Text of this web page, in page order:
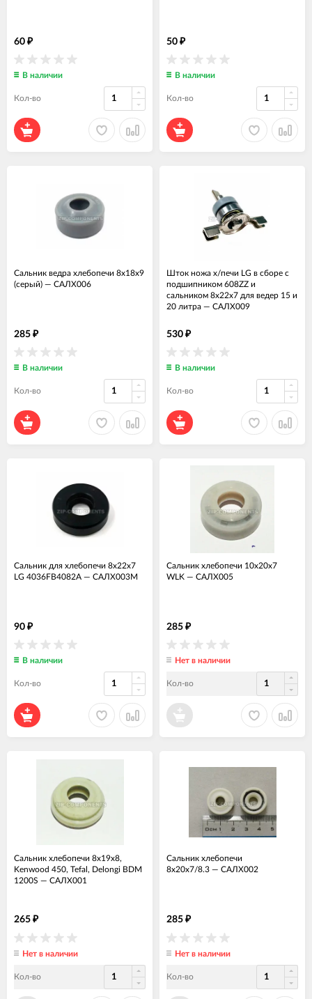
60 ₽
В наличии
Кол-во
50 ₽
В наличии
Кол-во
Сальник ведра хлебопечи 8x18x9
(серый) — САЛХ006
285 ₽
В наличии
Кол-во
Шток ножа х/печи LG в сборе с
подшипником 608ZZ и
сальником 8x22x7 для ведер 15 и
20 литра — САЛХ009
530 ₽
В наличии
Кол-во
Сальник для хлебопечи 8x22x7
LG 4036FB4082A — САЛХ003М
90 ₽
В наличии
Кол-во
Сальник хлебопечи 10x20x7
WLK — САЛХ005
285 ₽
Нет в наличии
Кол-во
Сальник хлебопечи 8x19x8,
Kenwood 450, Tefal, Delongi BDM
1200S — САЛХ001
265 ₽
Нет в наличии
Кол-во
Сальник хлебопечи
8x20x7/8.3 — САЛХ002
285 ₽
Нет в наличии
Кол-во